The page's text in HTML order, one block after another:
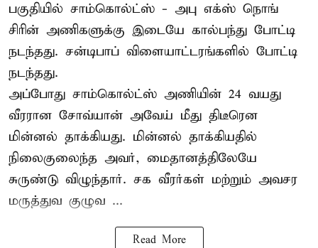
பகுதியில் சாம்கொல்ட்ஸ் - அபு எக்ஸ் நொங்
சிரின் அணிகளுக்கு இடையே கால்பந்து போட்டி
நடந்தது. சன்டிபாப் விளையாட்டரங்களில் போட்டி
நடந்தது.
அப்போது சாம்கொல்ட்ஸ் அணியின் 24 வயது
வீரரான சோவ்யான் அவேய் மீது திடீரென
மின்னல் தாக்கியது. மின்னல் தாக்கியதில்
நிலைகுலைந்த அவர், மைதானத்திலேயே
சுருண்டு விழுந்தார். சக வீரர்கள் மற்றும் அவசர
மருத்துவ குழுவ ...
Read More